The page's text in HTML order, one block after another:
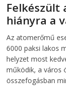
Felkészült
hiányra a
Az atomerőmű
6000 paksi lakos
helyzet most
működik, a város
összefogásban